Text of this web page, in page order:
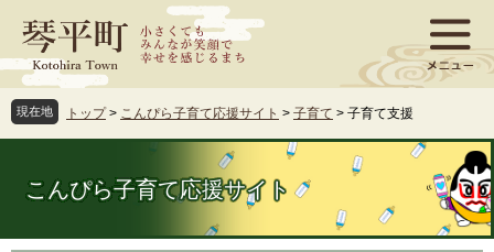
ジ
先
頭
ュ
を
飛
文
現在地 トップ > こんぴら子育て応援サイト > 子育て > 子育て支援
こんぴら子育て応援サイト